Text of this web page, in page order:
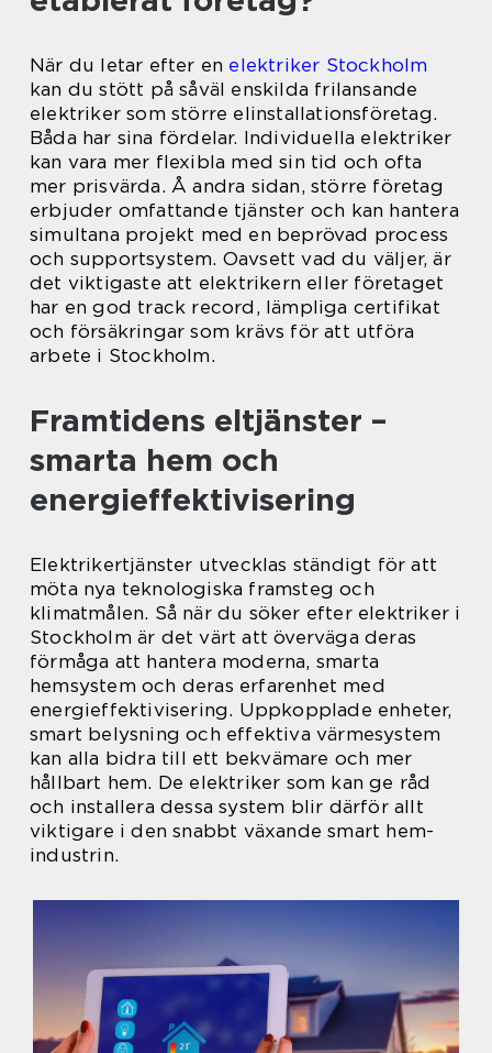
När du letar efter en elektriker Stockholm
kan du stött på såväl enskilda frilansande
elektriker som större elinstallationsföretag.
Båda har sina fördelar. Individuella elektriker
kan vara mer flexibla med sin tid och ofta
mer prisvärda. Å andra sidan, större företag
erbjuder omfattande tjänster och kan hantera
simultana projekt med en beprövad process
och supportsystem. Oavsett vad du väljer, är
det viktigaste att elektrikern eller företaget
har en god track record, lämpliga certifikat
och försäkringar som krävs för att utföra
arbete i Stockholm.
Framtidens eltjänster –
smarta hem och
energieffektivisering
Elektrikertjänster utvecklas ständigt för att
möta nya teknologiska framsteg och
klimatmålen. Så när du söker efter elektriker i
Stockholm är det värt att överväga deras
förmåga att hantera moderna, smarta
hemsystem och deras erfarenhet med
energieffektivisering. Uppkopplade enheter,
smart belysning och effektiva värmesystem
kan alla bidra till ett bekvämare och mer
hållbart hem. De elektriker som kan ge råd
och installera dessa system blir därför allt
viktigare i den snabbt växande smart hem-
industrin.